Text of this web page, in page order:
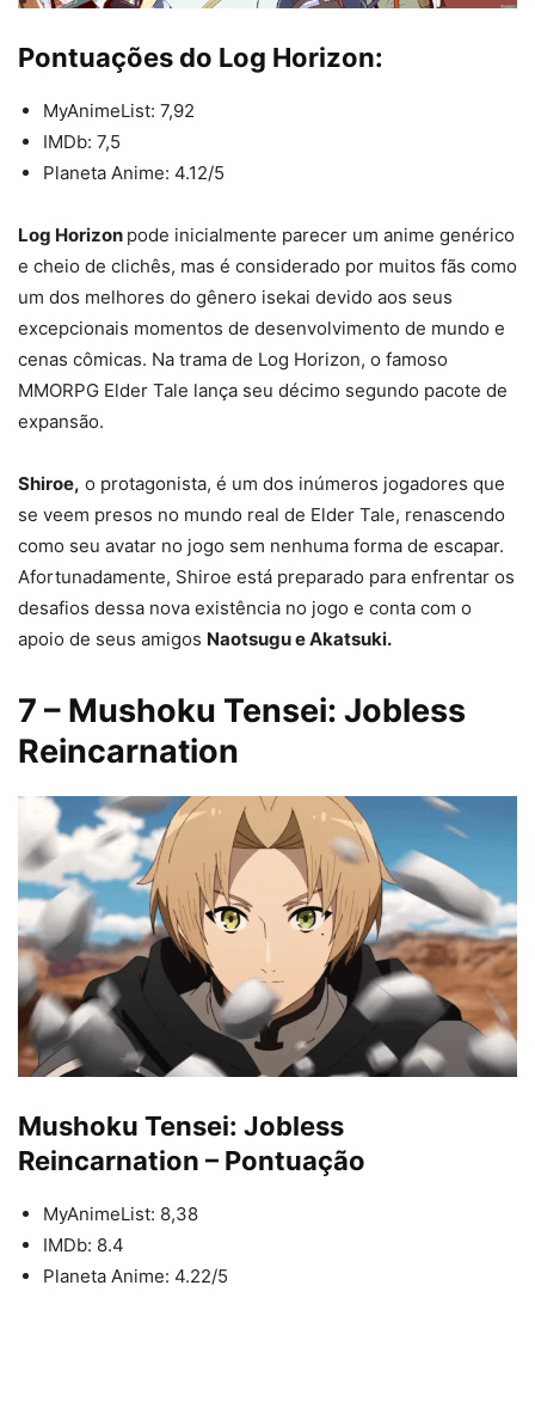
Pontuações do Log Horizon:
MyAnimeList: 7,92
IMDb: 7,5
Planeta Anime: 4.12/5
Log Horizon pode inicialmente parecer um anime genérico
e cheio de clichês, mas é considerado por muitos fãs como
um dos melhores do gênero isekai devido aos seus
excepcionais momentos de desenvolvimento de mundo e
cenas cômicas. Na trama de Log Horizon, o famoso
MMORPG Elder Tale lança seu décimo segundo pacote de
expansão.
Shiroe, o protagonista, é um dos inúmeros jogadores que
se veem presos no mundo real de Elder Tale, renascendo
como seu avatar no jogo sem nenhuma forma de escapar.
Afortunadamente, Shiroe está preparado para enfrentar os
desafios dessa nova existência no jogo e conta com o
apoio de seus amigos Naotsugu e Akatsuki.
7 – Mushoku Tensei: Jobless
Reincarnation
Mushoku Tensei: Jobless
Reincarnation – Pontuação
MyAnimeList: 8,38
IMDb: 8.4
Planeta Anime: 4.22/5